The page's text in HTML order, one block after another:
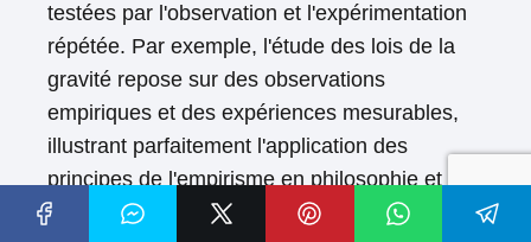
testées par l'observation et l'expérimentation
répétée. Par exemple, l'étude des lois de la
gravité repose sur des observations
empiriques et des expériences mesurables,
illustrant parfaitement l'application des
principes de l'empirisme en philosophie et en
science.